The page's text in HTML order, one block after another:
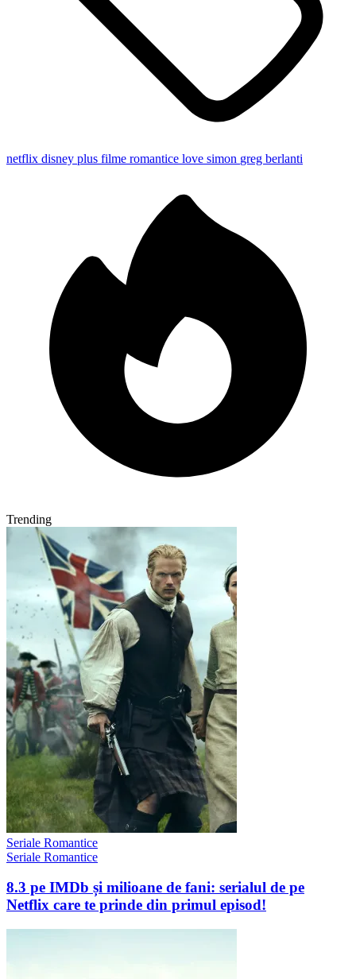
netflix disney plus filme romantice love simon greg berlanti
Trending
Seriale Romantice
Seriale Romantice
8.3 pe IMDb și milioane de fani: serialul de pe
Netflix care te prinde din primul episod!